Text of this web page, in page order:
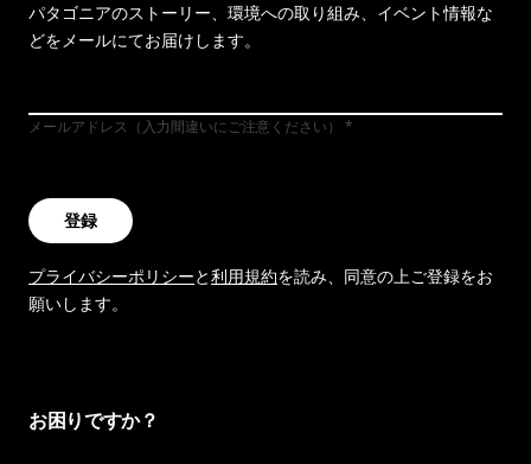
パタゴニアのストーリー、環境への取り組み、イベント情報な
どをメールにてお届けします。
メールアドレス（入力間違いにご注意ください）
登録
プライバシーポリシーと利用規約を読み、同意の上ご登録をお
願いします。
お困りですか？